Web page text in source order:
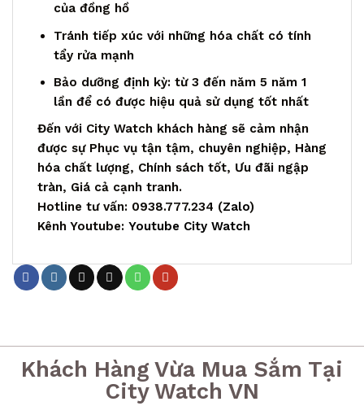
của đồng hồ
Tránh tiếp xúc với những hóa chất có tính
tẩy rửa mạnh
Bảo dưỡng định kỳ: từ 3 đến năm 5 năm 1
lần để có được hiệu quả sử dụng tốt nhất
Đến với City Watch khách hàng sẽ cảm nhận
được sự Phục vụ tận tậm, chuyên nghiệp, Hàng
hóa chất lượng, Chính sách tốt, Ưu đãi ngập
tràn, Giá cả cạnh tranh.
Hotline tư vấn: 0938.777.234 (Zalo)
Kênh Youtube: Youtube City Watch
Khách Hàng Vừa Mua Sắm Tại
City Watch VN